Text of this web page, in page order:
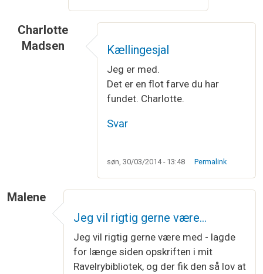
Charlotte
Madsen
Kællingesjal
Jeg er med.
Det er en flot farve du har
fundet. Charlotte.
Svar
søn, 30/03/2014 - 13:48 Permalink
Malene
Jeg vil rigtig gerne være…
Jeg vil rigtig gerne være med - lagde
for længe siden opskriften i mit
Ravelrybibliotek, og der fik den så lov at